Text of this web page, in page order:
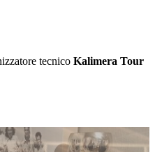
tecnico Kalimera Tour